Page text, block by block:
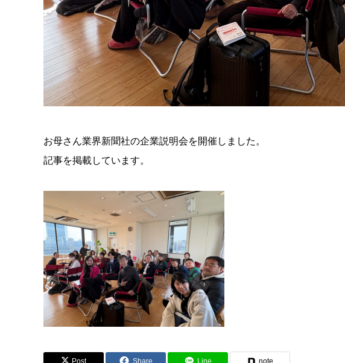
お母さん業界新聞社の企業説明会を開催しました。
記事を掲載しています。
Post Share Line note